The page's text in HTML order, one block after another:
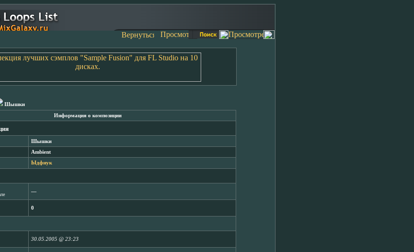
Шышки
Информация о композиции
Шышки
Ambient
Ыдфнук
―
0
30.05.2005 @ 23:23